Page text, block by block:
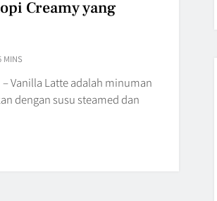
Creamy yang
MINS
Vanilla Latte adalah minuman
dengan susu steamed dan